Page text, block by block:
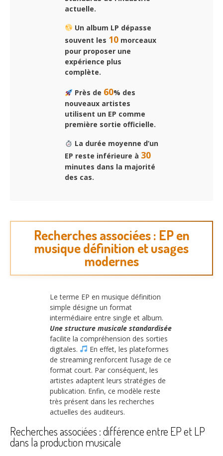
actuelle.
Un album LP dépasse
souvent les 10 morceaux
pour proposer une
expérience plus
complète.
Près de 60% des
nouveaux artistes
utilisent un EP comme
première sortie officielle.
La durée moyenne d’un
EP reste inférieure à 30
minutes dans la majorité
des cas.
Recherches associées : EP en
musique définition et usages
modernes
Le terme EP en musique définition
simple désigne un format
intermédiaire entre single et album.
Une structure musicale standardisée
facilite la compréhension des sorties
digitales.
En effet, les plateformes
de streaming renforcent l’usage de ce
format court. Par conséquent, les
artistes adaptent leurs stratégies de
publication. Enfin, ce modèle reste
très présent dans les recherches
actuelles des auditeurs.
Recherches associées : différence entre EP et LP
dans la production musicale